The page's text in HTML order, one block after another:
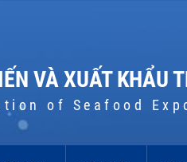
VÀ XUẤT KHẨU
of Seafood